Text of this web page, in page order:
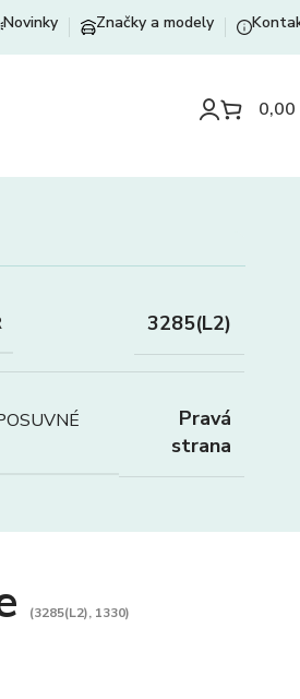
Novinky Značky a modely
0,00
3285(L2)
Pravá
strana
(3285(L2), 1330)